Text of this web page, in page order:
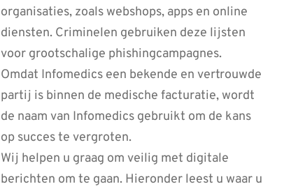
organisaties, zoals webshops, apps en online
diensten. Criminelen gebruiken deze lijsten
voor grootschalige phishingcampagnes.
Omdat Infomedics een bekende en vertrouwde
partij is binnen de medische facturatie, wordt
de naam van Infomedics gebruikt om de kans
op succes te vergroten.
Wij helpen u graag om veilig met digitale
berichten om te gaan. Hieronder leest u waar u